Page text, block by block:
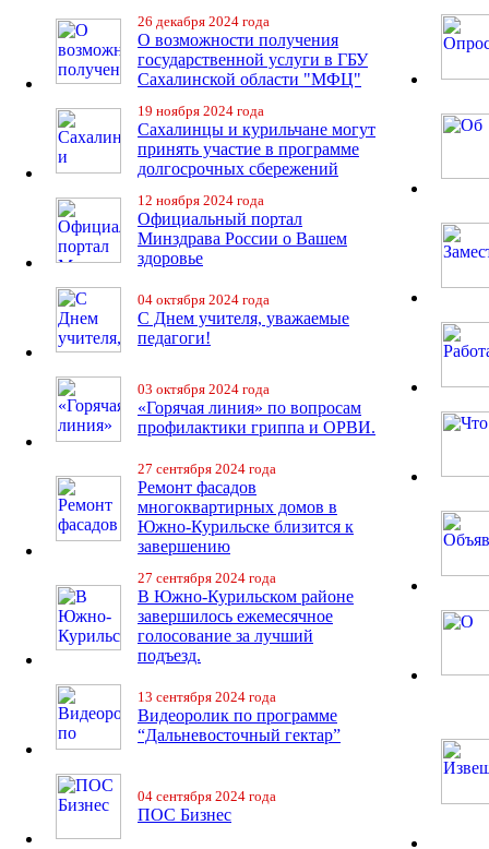
26 декабря 2024 года
О возможности получения
государственной услуги в ГБУ
Сахалинской области "МФЦ"
19 ноября 2024 года
Сахалинцы и курильчане могут
принять участие в программе
долгосрочных сбережений
12 ноября 2024 года
Официальный портал
Минздрава России о Вашем
здоровье
04 октября 2024 года
С Днем учителя, уважаемые
педагоги!
03 октября 2024 года
«Горячая линия» по вопросам
профилактики гриппа и ОРВИ.
27 сентября 2024 года
Ремонт фасадов
многоквартирных домов в
Южно-Курильске близится к
завершению
27 сентября 2024 года
В Южно-Курильском районе
завершилось ежемесячное
голосование за лучший
подъезд.
13 сентября 2024 года
Видеоролик по программе
“Дальневосточный гектар”
04 сентября 2024 года
ПОС Бизнес